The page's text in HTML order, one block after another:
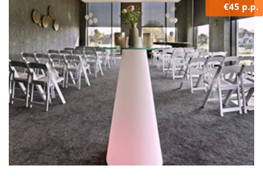
€45 p.p.